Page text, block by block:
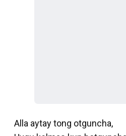
Alla aytay tong otguncha,